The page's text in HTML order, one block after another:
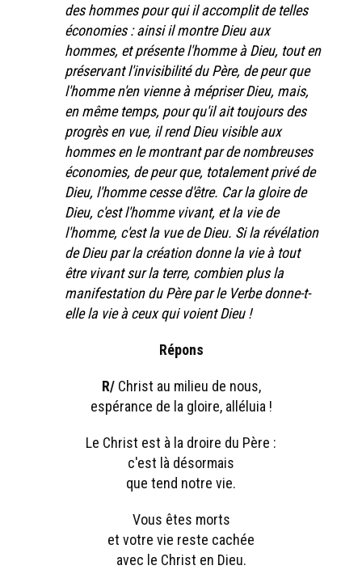
des hommes pour qui il accomplit de telles
économies : ainsi il montre Dieu aux
hommes, et présente l'homme à Dieu, tout en
préservant l'invisibilité du Père, de peur que
l'homme n'en vienne à mépriser Dieu, mais,
en même temps, pour qu'il ait toujours des
progrès en vue, il rend Dieu visible aux
hommes en le montrant par de nombreuses
économies, de peur que, totalement privé de
Dieu, l'homme cesse d'être. Car la gloire de
Dieu, c'est l'homme vivant, et la vie de
l'homme, c'est la vue de Dieu. Si la révélation
de Dieu par la création donne la vie à tout
être vivant sur la terre, combien plus la
manifestation du Père par le Verbe donne-t-
elle la vie à ceux qui voient Dieu !
Répons
R/ Christ au milieu de nous,
espérance de la gloire, alléluia !
Le Christ est à la droire du Père :
c'est là désormais
que tend notre vie.
Vous êtes morts
et votre vie reste cachée
avec le Christ en Dieu.